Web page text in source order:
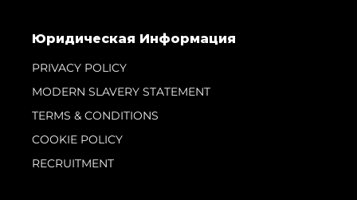
Юридическая Информация
PRIVACY POLICY
MODERN SLAVERY STATEMENT
TERMS & CONDITIONS
COOKIE POLICY
RECRUITMENT